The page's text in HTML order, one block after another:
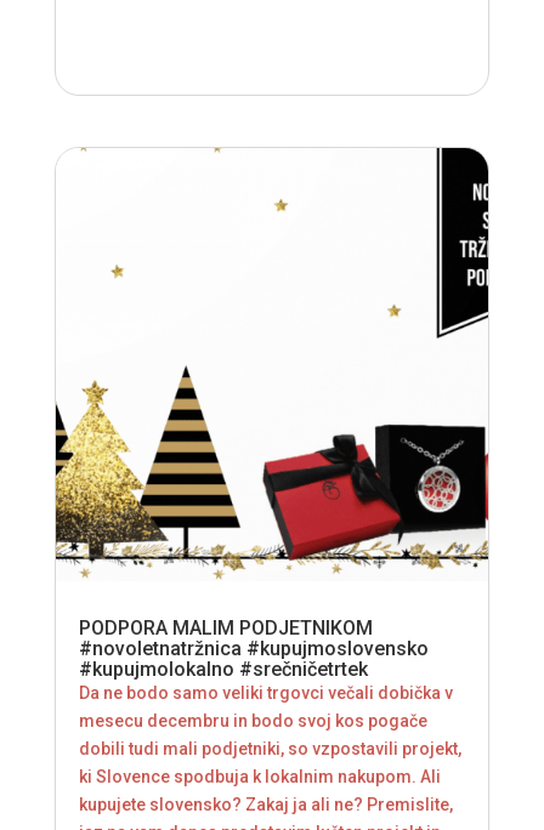
PODPORA MALIM PODJETNIKOM
#novoletnatržnica #kupujmoslovensko
#kupujmolokalno #srečničetrtek
Da ne bodo samo veliki trgovci večali dobička v
mesecu decembru in bodo svoj kos pogače
dobili tudi mali podjetniki, so vzpostavili projekt,
ki Slovence spodbuja k lokalnim nakupom. Ali
kupujete slovensko? Zakaj ja ali ne? Premislite,